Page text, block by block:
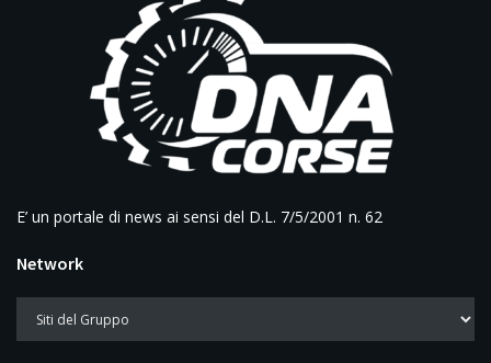
E’ un portale di news ai sensi del D.L. 7/5/2001 n. 62
Network